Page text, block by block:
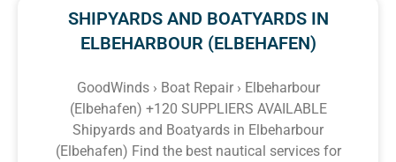
SHIPYARDS AND BOATYARDS IN
ELBEHARBOUR (ELBEHAFEN)
GoodWinds › Boat Repair › Elbeharbour
(Elbehafen) +120 SUPPLIERS AVAILABLE
Shipyards and Boatyards in Elbeharbour
(Elbehafen) Find the best nautical services for